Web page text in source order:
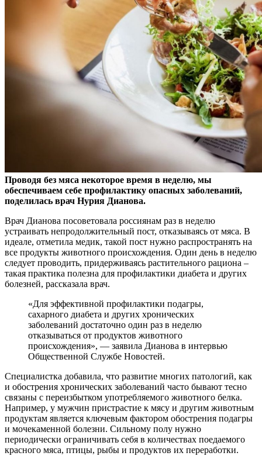
Проводя без мяса некоторое время в неделю, мы
обеспечиваем себе профилактику опасных заболеваний,
поделилась врач Нурия Дианова.
Врач Дианова посоветовала россиянам раз в неделю
устраивать непродолжительный пост, отказываясь от мяса. В
идеале, отметила медик, такой пост нужно распространять на
все продукты животного происхождения. Один день в неделю
следует проводить, придерживаясь растительного рациона –
такая практика полезна для профилактики диабета и других
болезней, рассказала врач.
«Для эффективной профилактики подагры,
сахарного диабета и других хронических
заболеваний достаточно один раз в неделю
отказываться от продуктов животного
происхождения», — заявила Дианова в интервью
Общественной Службе Новостей.
Специалистка добавила, что развитие многих патологий, как
и обострения хронических заболеваний часто бывают тесно
связаны с переизбытком употребляемого животного белка.
Например, у мужчин пристрастие к мясу и другим животным
продуктам является ключевым фактором обострения подагры
и мочекаменной болезни. Сильному полу нужно
периодически ограничивать себя в количествах поедаемого
красного мяса, птицы, рыбы и продуктов их переработки.